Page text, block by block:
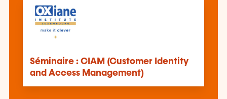
Séminaire : CIAM (Customer Identity
and Access Management)